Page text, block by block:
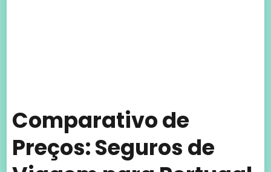
Ao planejar uma viagem para Portugal,
uma das principais preocupações dos
viajantes é garantir a segurança e o